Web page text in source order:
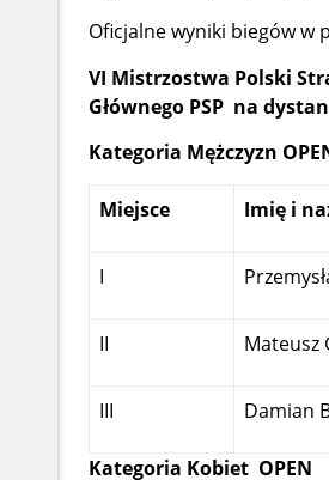
Oficjalne wyniki biegów w
VI Mistrzostwa Polski
Głównego PSP na
Kategoria Mężczyzn
Miejsce Imię i
I
II Mateusz
III Damian
Kategoria Kobiet OPEN